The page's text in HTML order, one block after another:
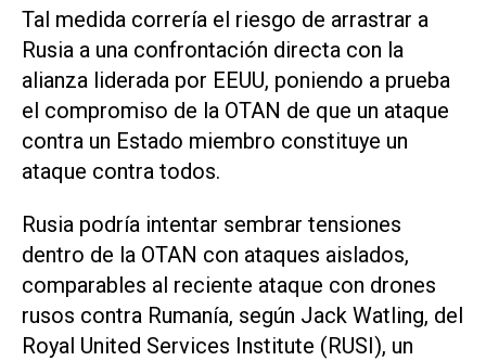
Tal medida correría el riesgo de arrastrar a
Rusia a una confrontación directa con la
alianza liderada por EEUU, poniendo a prueba
el compromiso de la OTAN de que un ataque
contra un Estado miembro ⁠constituye un
ataque contra todos.
Rusia podría intentar sembrar tensiones
dentro de la OTAN con ataques aislados,
comparables al reciente ataque con drones
rusos contra Rumanía, según Jack Watling, del
Royal United Services Institute (RUSI), un